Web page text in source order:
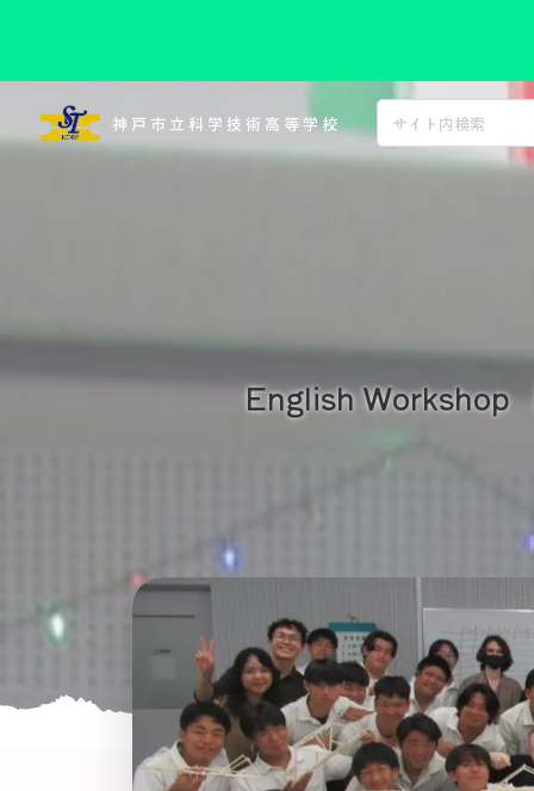
テ
神戸市立科学技術高等学校
English Workshop